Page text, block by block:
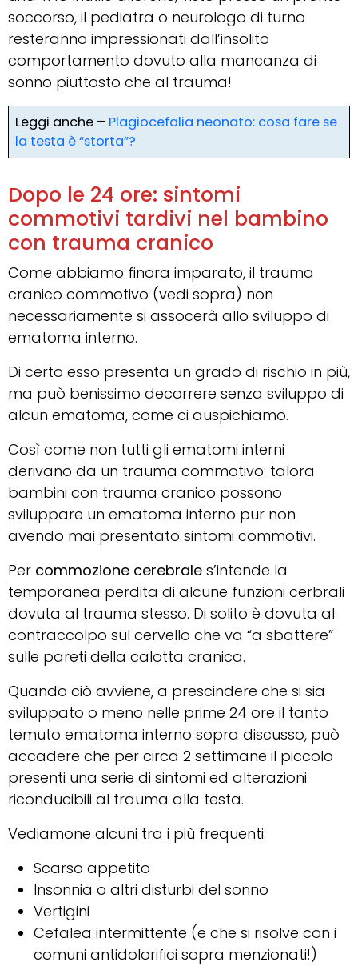
soccorso, il pediatra o neurologo di turno
resteranno impressionati dall’insolito
comportamento dovuto alla mancanza di
sonno piuttosto che al trauma!
Leggi anche – Plagiocefalia neonato: cosa fare se
la testa è “storta”?
Dopo le 24 ore: sintomi
commotivi tardivi nel bambino
con trauma cranico
Come abbiamo finora imparato, il trauma
cranico commotivo (vedi sopra) non
necessariamente si assocerà allo sviluppo di
ematoma interno.
Di certo esso presenta un grado di rischio in più,
ma può benissimo decorrere senza sviluppo di
alcun ematoma, come ci auspichiamo.
Così come non tutti gli ematomi interni
derivano da un trauma commotivo: talora
bambini con trauma cranico possono
sviluppare un ematoma interno pur non
avendo mai presentato sintomi commotivi.
Per commozione cerebrale s’intende la
temporanea perdita di alcune funzioni cerbrali
dovuta al trauma stesso. Di solito è dovuta al
contraccolpo sul cervello che va “a sbattere”
sulle pareti della calotta cranica.
Quando ciò avviene, a prescindere che si sia
sviluppato o meno nelle prime 24 ore il tanto
temuto ematoma interno sopra discusso, può
accadere che per circa 2 settimane il piccolo
presenti una serie di sintomi ed alterazioni
riconducibili al trauma alla testa.
Vediamone alcuni tra i più frequenti:
Scarso appetito
Insonnia o altri disturbi del sonno
Vertigini
Cefalea intermittente (e che si risolve con i
comuni antidolorifici sopra menzionati!)